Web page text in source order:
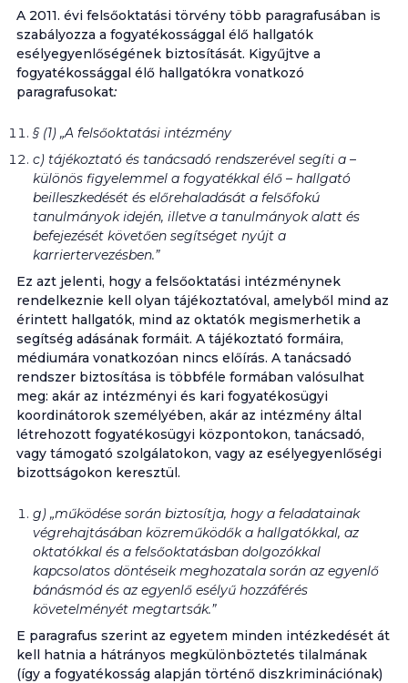
A 2011. évi felsőoktatási törvény több paragrafusában is
szabályozza a fogyatékossággal élő hallgatók
esélyegyenlőségének biztosítását. Kigyűjtve a
fogyatékossággal élő hallgatókra vonatkozó
paragrafusokat:
§ (1) „A felsőoktatási intézmény
c) tájékoztató és tanácsadó rendszerével segíti a –
különös figyelemmel a fogyatékkal élő – hallgató
beilleszkedését és előrehaladását a felsőfokú
tanulmányok idején, illetve a tanulmányok alatt és
befejezését követően segítséget nyújt a
karriertervezésben.”
Ez azt jelenti, hogy a felsőoktatási intézménynek
rendelkeznie kell olyan tájékoztatóval, amelyből mind az
érintett hallgatók, mind az oktatók megismerhetik a
segítség adásának formáit. A tájékoztató formáira,
médiumára vonatkozóan nincs előírás. A tanácsadó
rendszer biztosítása is többféle formában valósulhat
meg: akár az intézményi és kari fogyatékosügyi
koordinátorok személyében, akár az intézmény által
létrehozott fogyatékosügyi központokon, tanácsadó,
vagy támogató szolgálatokon, vagy az esélyegyenlőségi
bizottságokon keresztül.
g) „működése során biztosítja, hogy a feladatainak
végrehajtásában közreműködők a hallgatókkal, az
oktatókkal és a felsőoktatásban dolgozókkal
kapcsolatos döntéseik meghozatala során az egyenlő
bánásmód és az egyenlő esélyű hozzáférés
követelményét megtartsák.”
E paragrafus szerint az egyetem minden intézkedését át
kell hatnia a hátrányos megkülönböztetés tilalmának
(így a fogyatékosság alapján történő diszkriminációnak)